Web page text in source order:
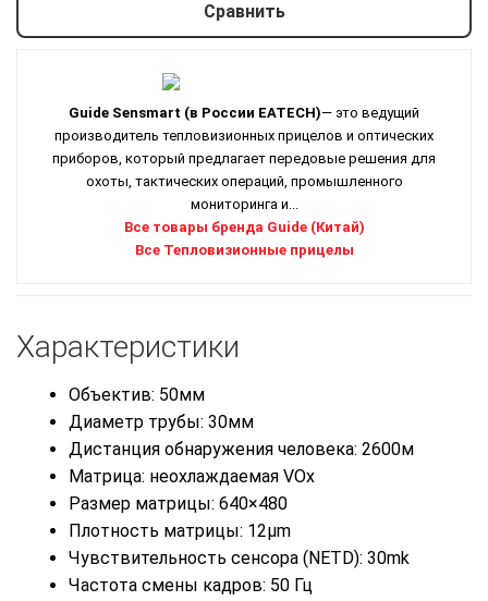
Сравнить
Guide Sensmart (в России EATECH)— это ведущий
производитель тепловизионных прицелов и оптических
приборов, который предлагает передовые решения для
охоты, тактических операций, промышленного
мониторинга и...
Все товары бренда Guide (Китай)
Все Тепловизионные прицелы
Характеристики
Объектив: 50мм
Диаметр трубы: 30мм
Дистанция обнаружения человека: 2600м
Матрица: неохлаждаемая VOx
Размер матрицы: 640×480
Плотность матрицы: 12μm
Чувствительность сенсора (NETD): 30mk
Частота смены кадров: 50 Гц